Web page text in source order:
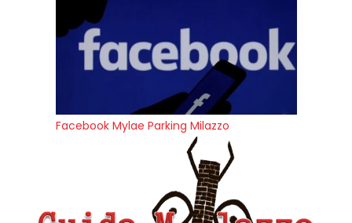
Facebook Mylae Parking Milazzo